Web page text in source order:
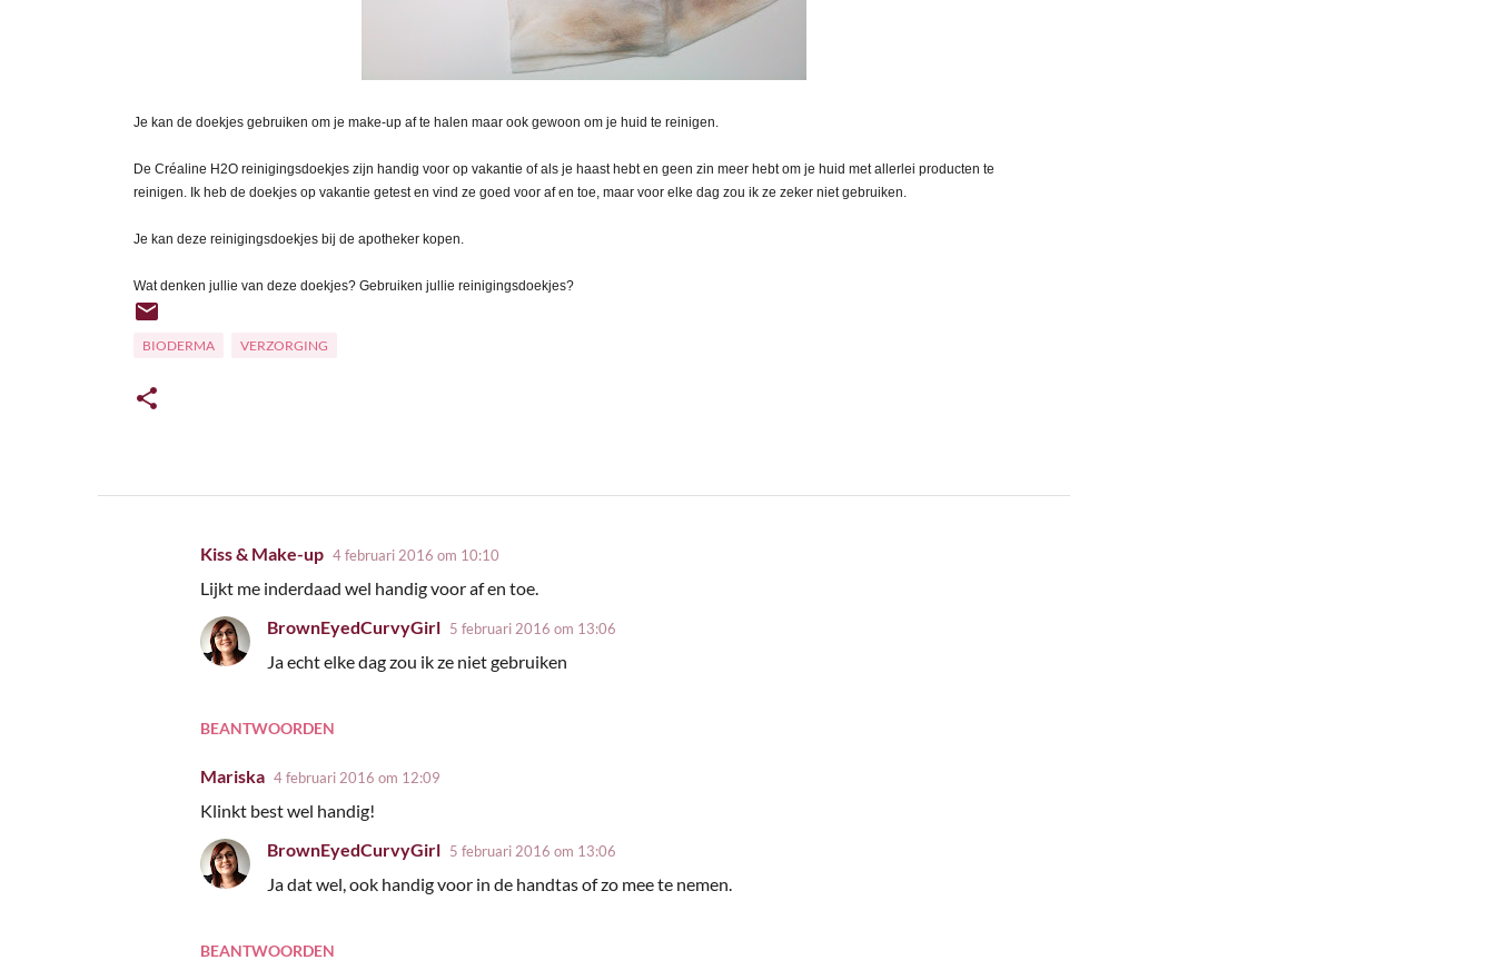
Je kan de doekjes gebruiken om je make-up af te halen maar ook gewoon om je huid te reinigen.
De Créaline H2O reinigingsdoekjeszijn handig voor op vakantie of als je haast hebt en geen zin meer hebt om je huid met allerlei producten te
reinigen. Ik heb de doekjes op vakantie getest en vind ze goed voor af en toe, maar voor elke dag zou ik ze zeker niet gebruiken.
Je kan deze reinigingsdoekjes bij de apotheker kopen.
Wat denken jullie van deze doekjes? Gebruiken jullie reinigingsdoekjes?
BIODERMA VERZORGING
Kiss & Make-up 4 februari 2016 om 10:10
Lijkt me inderdaad wel handig voor af en toe.
BEANTWOORDEN
BrownEyedCurvyGirl 5 februari 2016 om 13:06
Ja echt elke dag zou ik ze niet gebruiken
Mariska 4 februari 2016 om 12:09
Klinkt best wel handig!
BEANTWOORDEN
BrownEyedCurvyGirl 5 februari 2016 om 13:06
Ja dat wel, ook handig voor in de handtas of zo mee te nemen.